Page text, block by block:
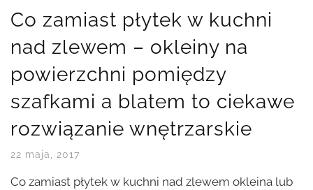
Co zamiast płytek w kuchni
nad zlewem – okleiny na
powierzchni pomiędzy
szafkami a blatem to ciekawe
rozwiązanie wnętrzarskie
22 maja, 2017
Co zamiast płytek w kuchni nad zlewem okleina lub